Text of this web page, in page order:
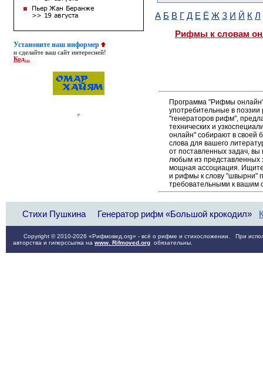
Установите наш информер
и сделайте ваш сайт интересней!
Код...
А Б В Г Д Е Ё Ж З И Й К Л
Рифмы к словам
Программа "Рифмы
употребительные в
"генераторов рифм",
технических и
онлайн" собирают в своей
слова для вашего
от поставленных задач,
любым из
мощная ассоциация. Ищите
и рифмы к слову "швырни"
требовательными к вашим
Стихи Пушкина Генератор рифм «Большой крокодил»
Copyright © 2010-2026 «Рифмовед.org» - всё о рифме и стихосложении. При
авторства и гиперссылка на www. Rifmoved.org обязательны.